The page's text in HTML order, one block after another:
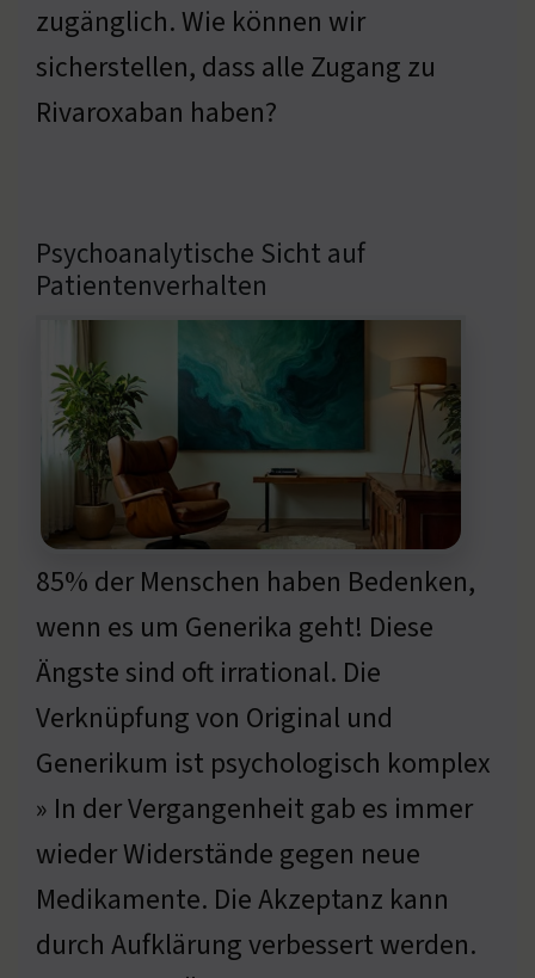
zugänglich. Wie können wir
sicherstellen, dass alle Zugang zu
Rivaroxaban haben?
Psychoanalytische Sicht auf
Patientenverhalten
85% der Menschen haben Bedenken,
wenn es um Generika geht! Diese
Ängste sind oft irrational. Die
Verknüpfung von Original und
Generikum ist psychologisch komplex
» In der Vergangenheit gab es immer
wieder Widerstände gegen neue
Medikamente. Die Akzeptanz kann
durch Aufklärung verbessert werden.